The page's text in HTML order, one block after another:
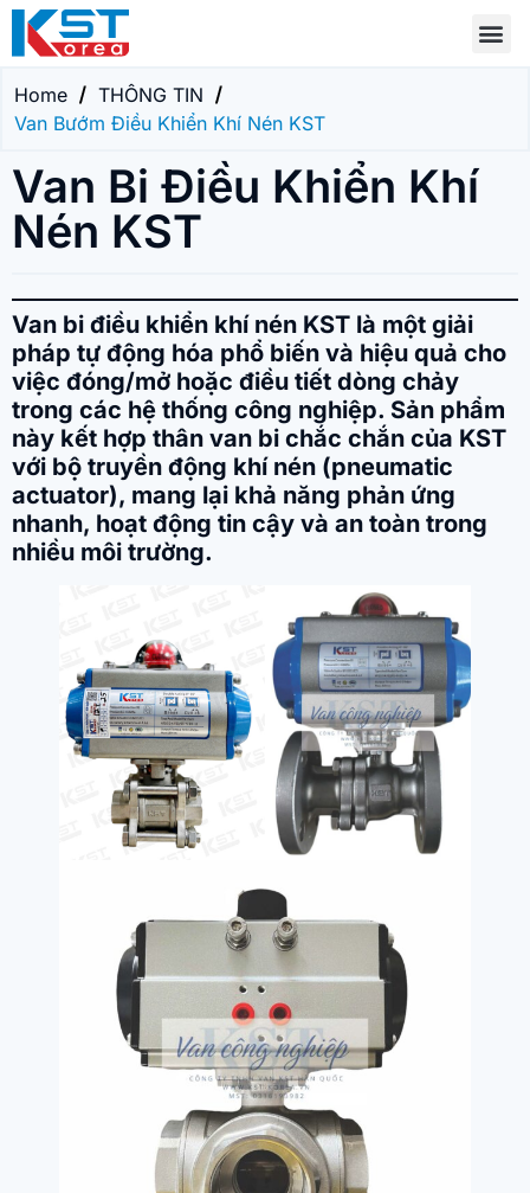
Home
THÔNG TIN
Van Bướm Điều Khiển Khí Nén KST
Van Bi Điều Khiển Khí
Nén KST
Van bi điều khiển khí nén KST là một giải
pháp tự động hóa phổ biến và hiệu quả cho
việc đóng/mở hoặc điều tiết dòng chảy
trong các hệ thống công nghiệp. Sản phẩm
này kết hợp thân van bi chắc chắn của KST
với bộ truyền động khí nén (pneumatic
actuator), mang lại khả năng phản ứng
nhanh, hoạt động tin cậy và an toàn trong
nhiều môi trường.